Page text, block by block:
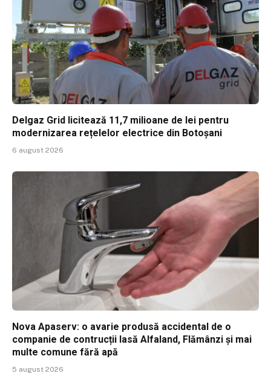
Delgaz Grid licitează 11,7 milioane de lei pentru
modernizarea rețelelor electrice din Botoșani
6 august 2026
Nova Apaserv: o avarie produsă accidental de o
companie de contrucții lasă Alfaland, Flămânzi și mai
multe comune fără apă
5 august 2026